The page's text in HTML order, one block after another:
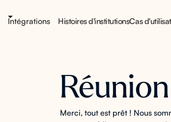
Intégrations Histoires d'institutionsCas
Merci, tout est prêt ! Nous